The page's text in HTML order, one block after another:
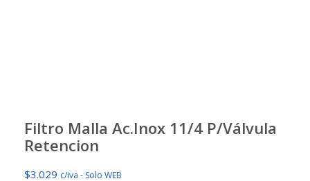
Filtro Malla Ac.Inox 11/4 P/Válvula
Retencion
$3.029 c/iva - Solo WEB